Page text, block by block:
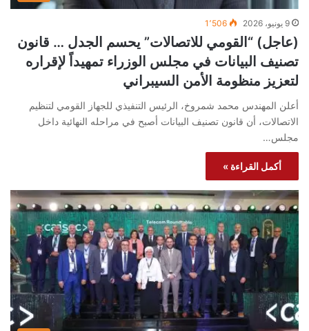
9 يونيو، 2026 1٬506
(عاجل) “القومي للاتصالات” يحسم الجدل … قانون
تصنيف البيانات في مجلس الوزراء تمهيداً لإقراره
لتعزيز منظومة الأمن السيبراني
أعلن المهندس محمد شمروخ، الرئيس التنفيذي للجهاز القومي لتنظيم
الاتصالات، أن قانون تصنيف البيانات أصبح في مراحله النهائية داخل
مجلس…
أكمل القراءة »